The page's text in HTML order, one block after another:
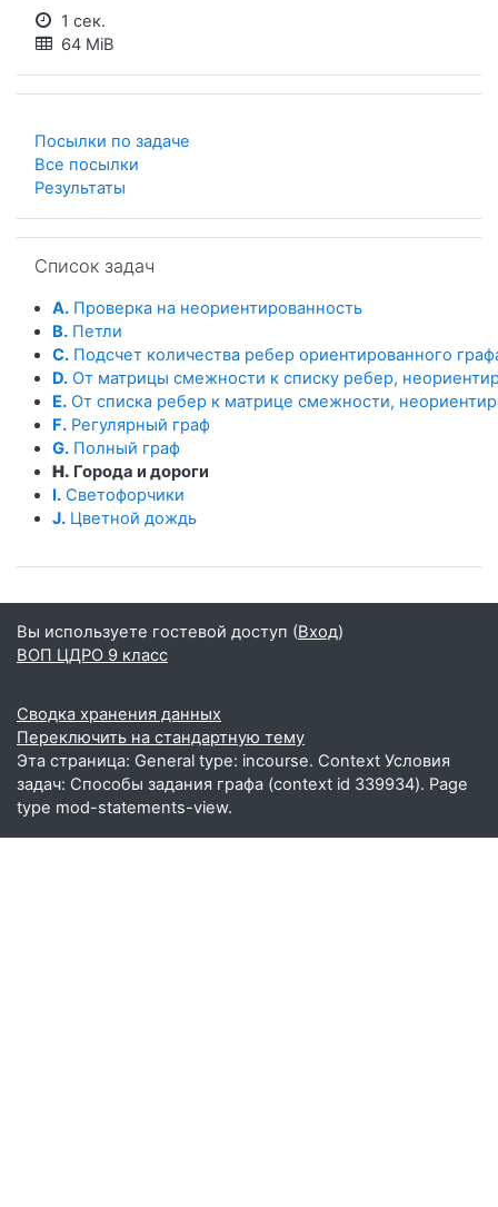
1 сек.
64 MiB
Посылки по задаче
Все посылки
Результаты
Список задач
A. Проверка на неориентированность
B. Петли
C. Подсчет количества ребер ориентированного
D. От матрицы смежности к списку ребер,
E. От списка ребер к матрице смежности,
F. Регулярный граф
G. Полный граф
H. Города и дороги
I. Светофорчики
J. Цветной дождь
Вы используете гостевой доступ (Вход)
ВОП ЦДРО 9 класс
Сводка хранения данных
Переключить на стандартную тему
Эта страница: General type: incourse. Context Условия
задач: Способы задания графа (context id 339934). Page
type mod-statements-view.